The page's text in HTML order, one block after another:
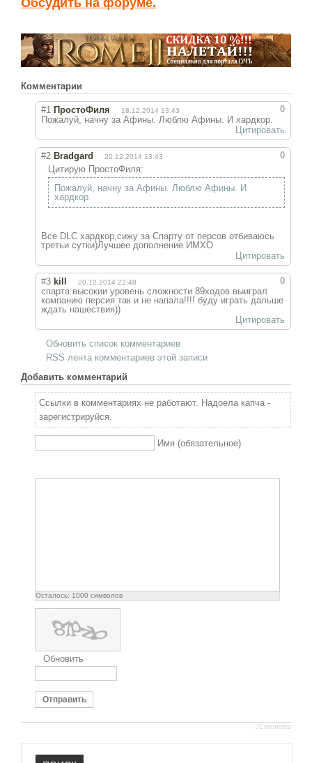
Комментарии
0
#1 ПростоФиля 18.12.2014 13:43
Пожалуй, начну за Афины. Люблю Афины. И хардкор.
Цитировать
0
#2 Bradgard 20.12.2014 13:43
Цитирую ПростоФиля:
Пожалуй, начну за Афины. Люблю Афины. И
хардкор.
Все DLC хардкор,сижу за Спарту от персов отбиваюсь
третьи сутки)Лучшее дополнение ИМХО
Цитировать
0
#3 kill 20.12.2014 22:48
спарта высокии уровень сложности 89ходов выиграл
компанию персия так и не напала!!!! буду играть дальше
ждать нашествия))
Цитировать
Обновить список комментариев
RSS лента комментариев этой записи
Добавить комментарий
Ссылки в комментариях не работают. Надоела капча -
зарегистрируйся.
Имя (обязательное)
Осталось: 1000 символов
Обновить
Отправить
JComments